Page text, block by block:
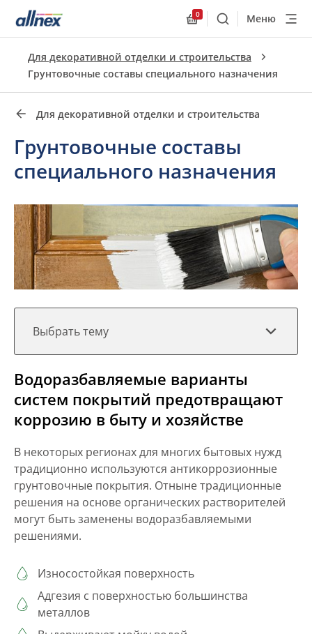
0
ПоискМеню
Для декоративной отделки и строительства
Грунтовочные составы специального назначения
Для декоративной отделки и строительства
Грунтовочные составы
специального назначения
Выбрать тему
Быстрые ссылки Close
Водоразбавляемые варианты
систем покрытий предотвращают
коррозию в быту и хозяйстве
В некоторых регионах для многих бытовых нужд
традиционно используются антикоррозионные
грунтовочные покрытия. Отныне традиционные
решения на основе органических растворителей
могут быть заменены водоразбавляемыми
решениями.
Износостойкая поверхность
Адгезия с поверхностью большинства
металлов